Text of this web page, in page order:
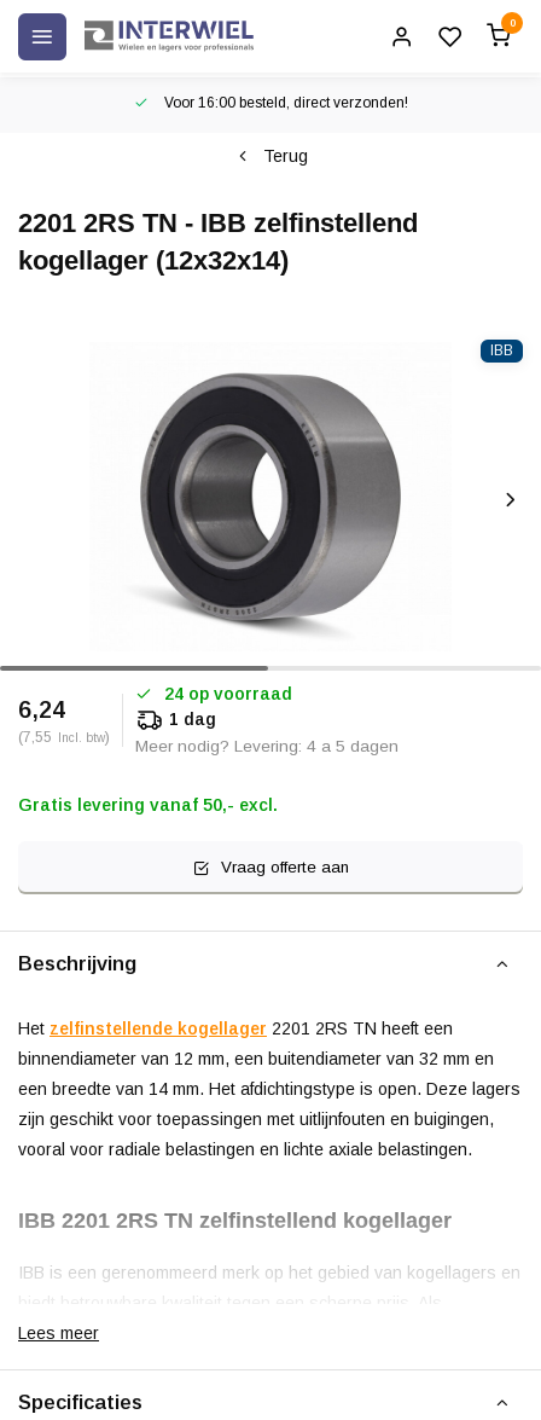
0
Voor 16:00 besteld, direct verzonden!
Terug
2201 2RS TN - IBB zelfinstellend
kogellager (12x32x14)
IBB
6,24
(7,55 Incl. btw)
24 op voorraad
1 dag
Meer nodig? Levering: 4 a 5 dagen
Gratis levering vanaf 50,- excl.
Vraag offerte aan
Beschrijving
Het zelfinstellende kogellager 2201 2RS TN heeft een
binnendiameter van 12 mm, een buitendiameter van 32 mm en
een breedte van 14 mm. Het afdichtingstype is open. Deze lagers
zijn geschikt voor toepassingen met uitlijnfouten en buigingen,
vooral voor radiale belastingen en lichte axiale belastingen.
IBB 2201 2RS TN zelfinstellend kogellager
IBB is een gerenommeerd merk op het gebied van kogellagers en
economisch aantrekkelijke optie biedt IBB een goede balans
standaardtoepassingen. Deze kogellagers worden vaak gebruikt
Lees meer
Specificaties